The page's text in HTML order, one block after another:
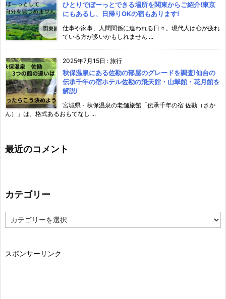
ひとりでぼーっとできる場所を関東からご紹介!東京
にもあるし、日帰りOKの宿もあります!
仕事や家事、人間関係に追われる日々。現代人は心が疲れ
ている方が多いかもしれません ...
2025年7月15日 : 旅行
秋保温泉にある佐勘の部屋のグレードを調査!仙台の
伝承千年の宿ホテル佐勘の飛天館・山翠館・花月館を
解説!
宮城県・秋保温泉の老舗旅館「伝承千年の宿 佐勘（さか
ん）」は、格式あるおもてなし ...
最近のコメント
カテゴリー
テ
ー
スポンサーリンク